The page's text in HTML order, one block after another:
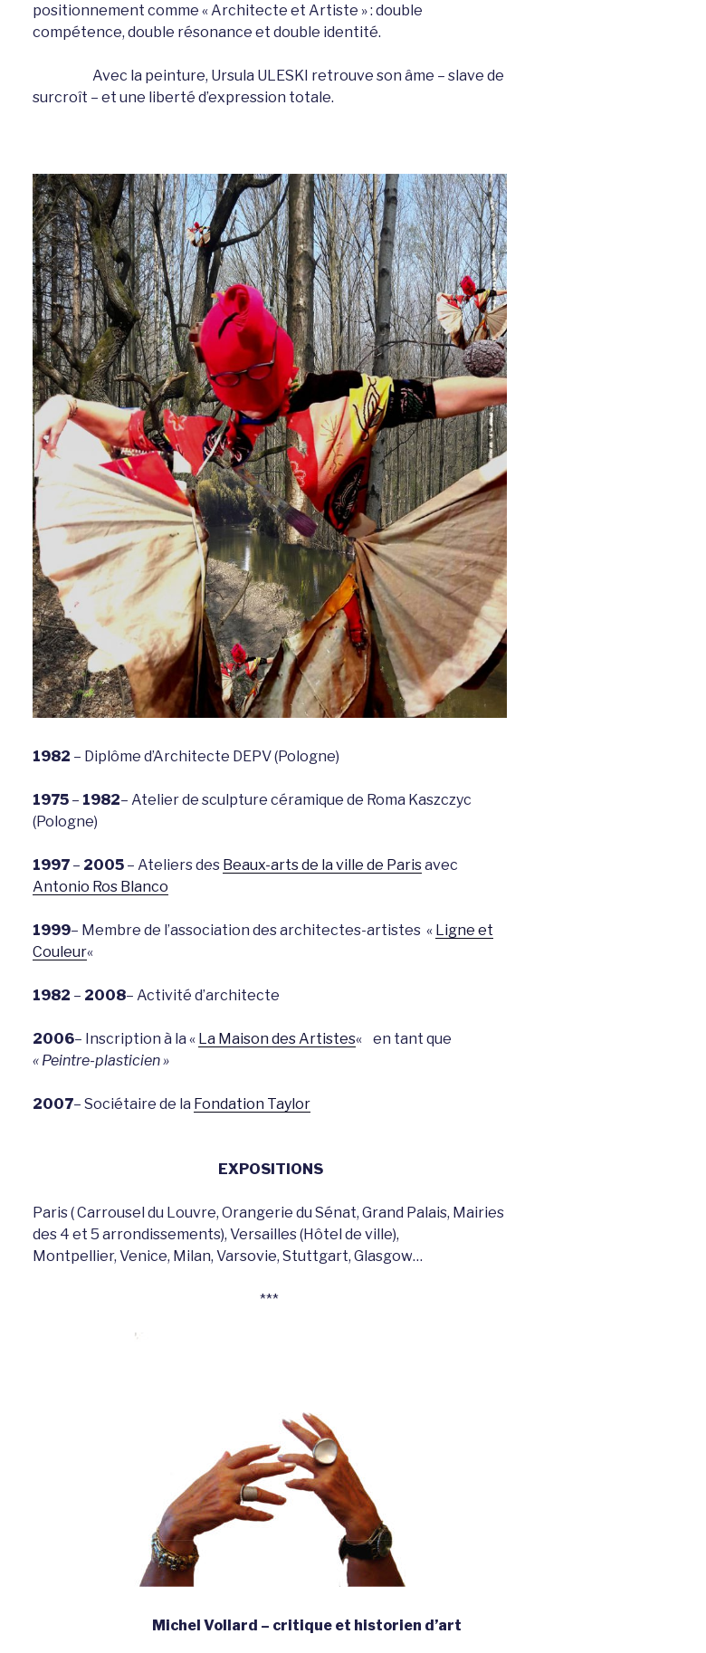
positionnement comme « Architecte et Artiste » : double
compétence, double résonance et double identité.
Avec la peinture, Ursula ULESKI retrouve son âme – slave de
surcroît – et une liberté d’expression totale.
1982 – Diplôme d’Architecte DEPV (Pologne)
1975– 1982– Atelier de sculpture céramique de Roma Kaszczyc
(Pologne)
1997– 2005– Ateliers des Beaux-arts de la ville de Parisavec
Antonio Ros Blanco
1999– Membre de l’association des architectes-artistes « Ligne et
Couleur«
1982 – 2008– Activité d’architecte
2006– Inscription à la « La Maison des Artistes«
en tant que
« Peintre-plasticien »
2007– Sociétaire de la Fondation Taylor
EXPOSITIONS
Paris ( Carrousel du Louvre, Orangerie du Sénat, Grand Palais, Mairies
des 4 et 5 arrondissements), Versailles (Hôtel de ville),
Montpellier, Venice, Milan, Varsovie, Stuttgart, Glasgow…
***
Michel Vollard – critique et historien d’art